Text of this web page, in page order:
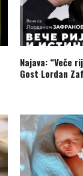
Najava: “Veče
Gost Lordan